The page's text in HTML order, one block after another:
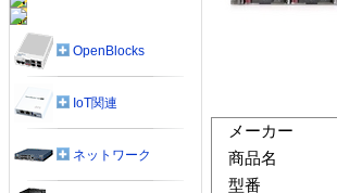
メーカー
商品名
型番
OpenBlocks
IoT関連
ネットワーク